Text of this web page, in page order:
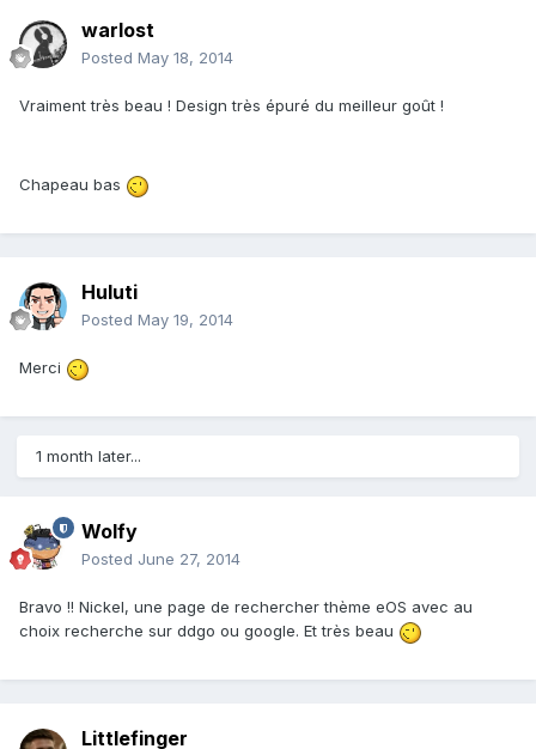
warlost
Posted May 18, 2014
Vraiment très beau ! Design très épuré du meilleur goût !
Chapeau bas
Huluti
Posted May 19, 2014
Merci
1 month later...
Wolfy
Posted June 27, 2014
Bravo !! Nickel, une page de rechercher thème eOS avec au
choix recherche sur ddgo ou google. Et très beau
Littlefinger